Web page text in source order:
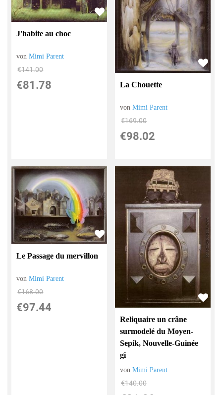
J'habite au choc
vonMimi Parent
€141.00
€81.78 La Chouette
vonMimi Parent
€169.00
€98.02
Le Passage du mervillon
vonMimi Parent
€168.00
€97.44
Reliquaire un crâne
surmodelé du Moyen-
Sepik, Nouvelle-Guinée
gi
vonMimi Parent
€140.00